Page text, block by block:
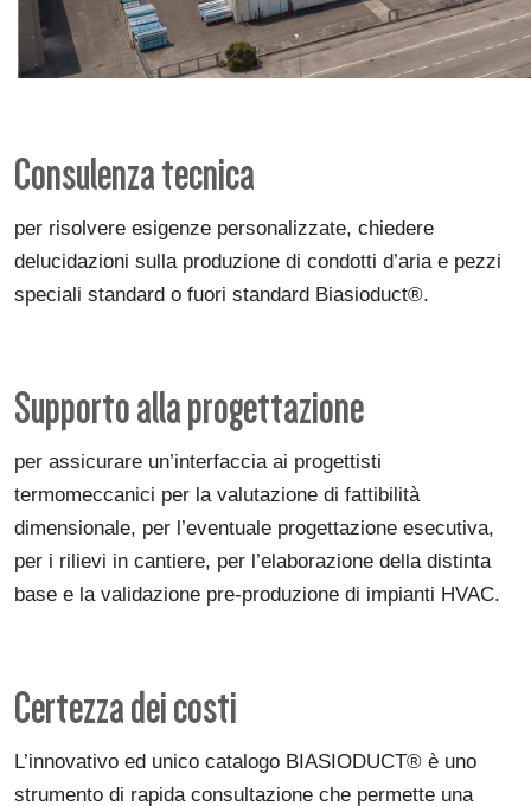
Consulenza tecnica
per risolvere esigenze personalizzate, chiedere
delucidazioni sulla produzione di condotti d’aria e pezzi
speciali standard o fuori standard Biasioduct®.
Supporto alla progettazione
per assicurare un’interfaccia ai progettisti
termomeccanici per la valutazione di fattibilità
dimensionale, per l’eventuale progettazione esecutiva,
per i rilievi in cantiere, per l’elaborazione della distinta
base e la validazione pre-produzione di impianti HVAC.
Certezza dei costi
L’innovativo ed unico catalogo BIASIODUCT® è uno
strumento di rapida consultazione che permette una